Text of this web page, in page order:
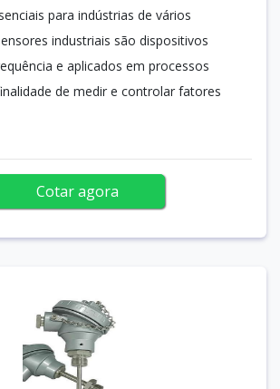
para indústrias de vários
industriais são dispositivos
e aplicados em processos
de medir e controlar fatores
Cotar agora